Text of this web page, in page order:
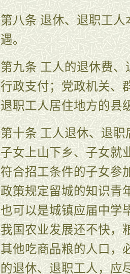
第八条 退休、退职工
遇。
第九条 工人的退休费
行政支付；党政机关、
退职工人居住地方的县
第十条 工人退休、退
子女上山下乡、子女就
符合招工条件的子女参
政策规定留城的知识青
也可以是城镇应届中学
我国农业发展还不快，
其他吃商品粮的人口，
的退休、退职工人，应